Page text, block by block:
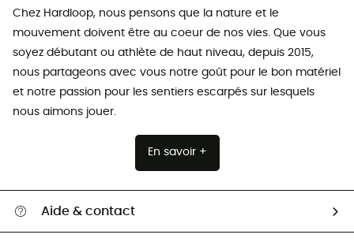
Chez Hardloop, nous pensons que la nature et le
mouvement doivent être au coeur de nos vies. Que vous
soyez débutant ou athlète de haut niveau, depuis 2015,
nous partageons avec vous notre goût pour le bon matériel
et notre passion pour les sentiers escarpés sur lesquels
nous aimons jouer.
En savoir +
Aide & contact